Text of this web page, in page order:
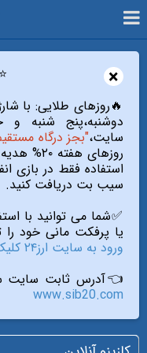
×
دوشنبه،پنج شنبه
سایت،"بجز درگاه
روزهای
سیب بت دریافت کنید.
✅شما می توانید با
یا پرفکت مانی خود را تا ۱۵% بیشتر از بازار
ورود به سایت ارز۲۴ کلیک کنید)
👈آدرس ثابت سایت
www.sib20.com